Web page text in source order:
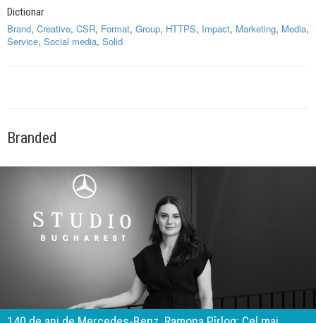
Dictionar
Brand, Creative, CSR, Format, Group, HTTPS, Impact, Marketing, Media,
Service, Social media, Solid
Branded